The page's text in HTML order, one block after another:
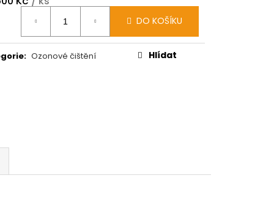
DO KOŠÍKU
: Ozonové čištění Hlídat